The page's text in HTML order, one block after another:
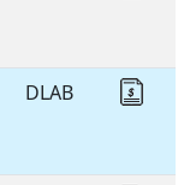
DLAB